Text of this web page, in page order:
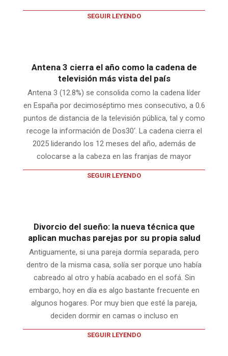
SEGUIR LEYENDO
Antena 3 cierra el año como la cadena de
televisión más vista del país
Antena 3 (12.8%) se consolida como la cadena líder
en España por decimoséptimo mes consecutivo, a 0.6
puntos de distancia de la televisión pública, tal y como
recoge la información de Dos30‘. La cadena cierra el
2025 liderando los 12 meses del año, además de
colocarse a la cabeza en las franjas de mayor
SEGUIR LEYENDO
Divorcio del sueño: la nueva técnica que
aplican muchas parejas por su propia salud
Antiguamente, si una pareja dormía separada, pero
dentro de la misma casa, solía ser porque uno había
cabreado al otro y había acabado en el sofá. Sin
embargo, hoy en día es algo bastante frecuente en
algunos hogares. Por muy bien que esté la pareja,
deciden dormir en camas o incluso en
SEGUIR LEYENDO